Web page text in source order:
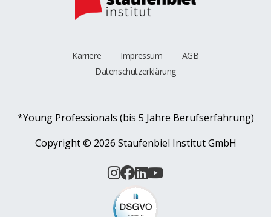
Karriere Impressum
AGB
Datenschutzerklärung
*Young Professionals (bis 5 Jahre Berufserfahrung)
Copyright © 2026 Staufenbiel Institut GmbH